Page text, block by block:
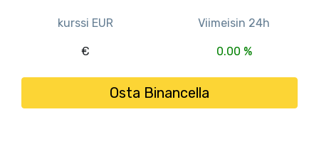
kurssi EUR
€
Viimeisin 24h
0.00 %
Osta Binancella